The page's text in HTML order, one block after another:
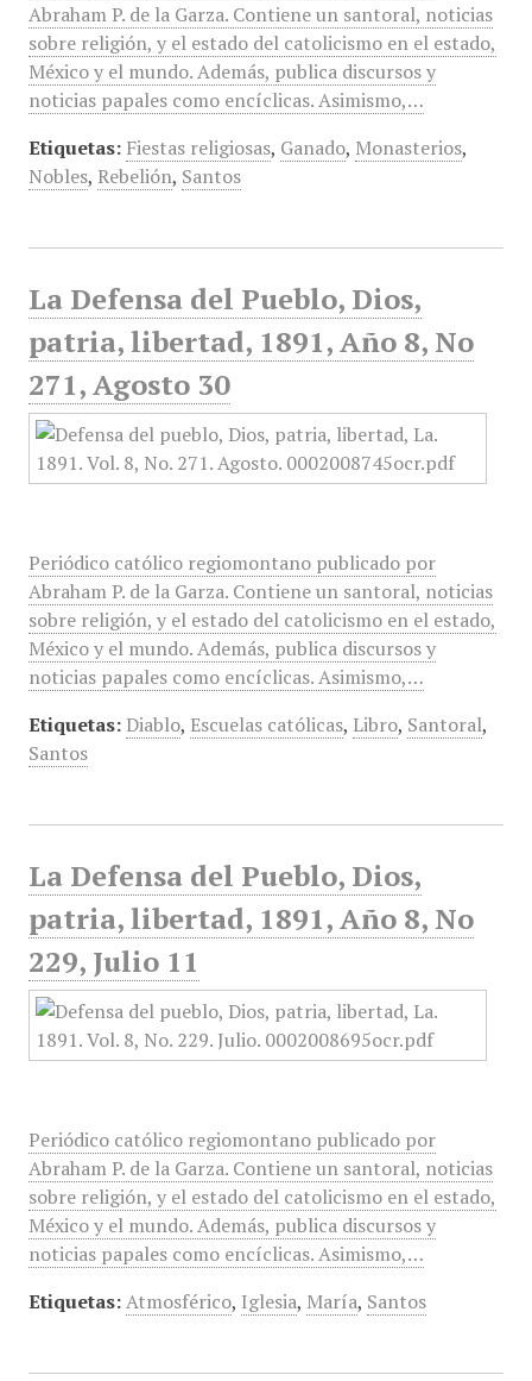
Abraham P. de la Garza. Contiene un santoral, noticias
sobre religión, y el estado del catolicismo en el estado,
México y el mundo. Además, publica discursos y
noticias papales como encíclicas. Asimismo,…
Etiquetas: Fiestas religiosas, Ganado, Monasterios,
Nobles, Rebelión, Santos
La Defensa del Pueblo, Dios,
patria, libertad, 1891, Año 8, No
271, Agosto 30
Periódico católico regiomontano publicado por
Abraham P. de la Garza. Contiene un santoral, noticias
sobre religión, y el estado del catolicismo en el estado,
México y el mundo. Además, publica discursos y
noticias papales como encíclicas. Asimismo,…
Etiquetas: Diablo, Escuelas católicas, Libro, Santoral,
Santos
La Defensa del Pueblo, Dios,
patria, libertad, 1891, Año 8, No
229, Julio 11
Periódico católico regiomontano publicado por
Abraham P. de la Garza. Contiene un santoral, noticias
sobre religión, y el estado del catolicismo en el estado,
México y el mundo. Además, publica discursos y
noticias papales como encíclicas. Asimismo,…
Etiquetas: Atmosférico, Iglesia, María, Santos